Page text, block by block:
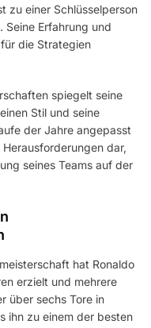
zu einer Schlüsselperson
Erfahrung und
die Strategien
spiegelt seine
Stil und seine
der Jahre angepasst
dar,
seines Teams auf der
hat Ronaldo
erzielt und mehrere
über sechs Tore in
ihn zu einem der besten